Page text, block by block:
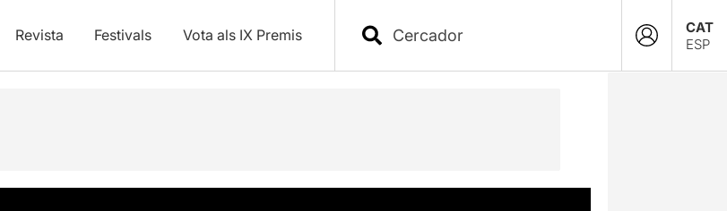
Revista Festivals Vota als IX Premis
CAT
ESP